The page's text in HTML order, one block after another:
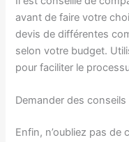
avant de faire votre
devis de différentes
selon votre budget.
pour faciliter le
Demander des
Enfin, n’oubliez pas de